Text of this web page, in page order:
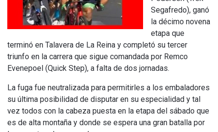
Segafredo), ganó
la décimo novena
etapa que
terminó en Talavera de La Reina y completó su tercer
triunfo en la carrera que sigue comandada por Remco
Evenepoel (Quick Step), a falta de dos jornadas.
La fuga fue neutralizada para permitirles a los embaladores
su última posibilidad de disputar en su especialidad y tal
vez todos con la cabeza puesta en la etapa del sábado que
es de alta montaña y donde se espera una gran batalla por